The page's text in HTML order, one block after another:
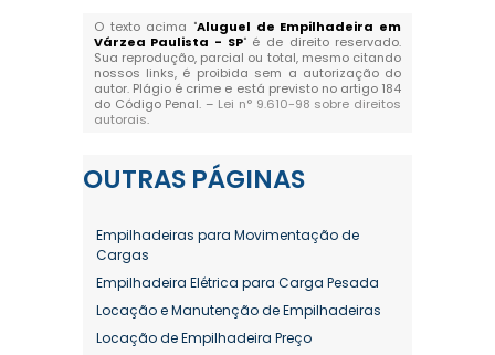
O texto acima "Aluguel de Empilhadeira em
Várzea Paulista - SP" é de direito reservado.
Sua reprodução, parcial ou total, mesmo citando
nossos links, é proibida sem a autorização do
autor. Plágio é crime e está previsto no artigo 184
do Código Penal. – Lei n° 9.610-98 sobre direitos
autorais.
OUTRAS PÁGINAS
Empilhadeiras para Movimentação de
Cargas
Empilhadeira Elétrica para Carga Pesada
Locação e Manutenção de Empilhadeiras
Locação de Empilhadeira Preço